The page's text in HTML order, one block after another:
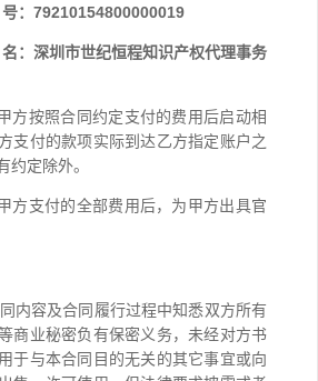
世纪恒程知识产权代理事务
按照合同约定支付的费用后启动相
支付的款项实际到达乙方指定账户之
约定除外。
方支付的全部费用后，为甲方出具官
内容及合同履行过程中知悉双方所有
商业秘密负有保密义务，未经对方书
于与本合同目的无关的其它事宜或向